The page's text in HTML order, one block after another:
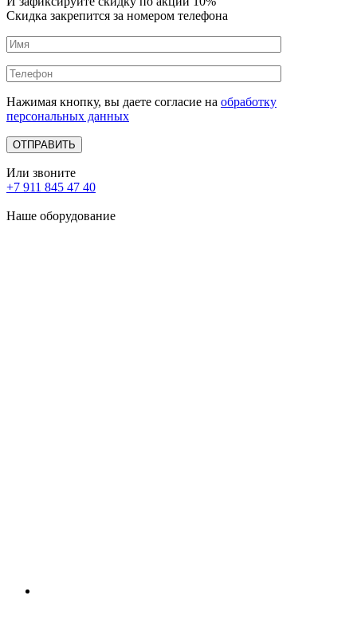
Скидка закрепится за номером телефона
Нажимая кнопку, вы даете согласие на обработку
персональных данных
Или звоните
+7 911 845 47 40
Наше оборудование